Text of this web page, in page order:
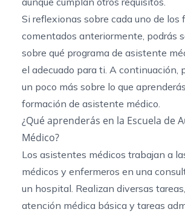
Si reflexionas sobre cada uno de los
comentados anteriormente, podrás
sobre qué programa de asistente
el adecuado para ti. A continuación,
un poco más sobre lo que
formación de asistente médico.
¿Qué aprenderás en la Escuela de
Médico?
Los asistentes médicos trabajan a
médicos y enfermeros en una
un hospital. Realizan diversas
atención médica básica y tareas